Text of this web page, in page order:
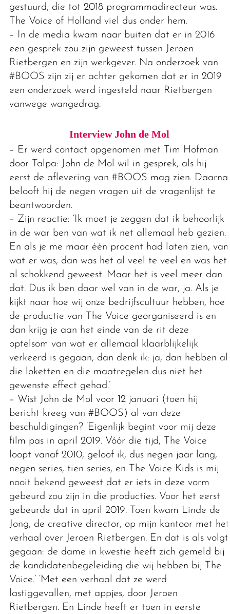
gestuurd, die tot 2018 programmadirecteur was.
The Voice of Holland viel dus onder hem.
– In de media kwam naar buiten dat er in 2016
een gesprek zou zijn geweest tussen Jeroen
Rietbergen en zijn werkgever. Na onderzoek van
#BOOS zijn zij er achter gekomen dat er in 2019
een onderzoek werd ingesteld naar Rietbergen
vanwege wangedrag.
Interview John de Mol
– Er werd contact opgenomen met Tim Hofman
door Talpa: John de Mol wil in gesprek, als hij
eerst de aflevering van #BOOS mag zien. Daarna
belooft hij de negen vragen uit de vragenlijst te
beantwoorden.
– Zijn reactie: ‘Ik moet je zeggen dat ik behoorlijk
in de war ben van wat ik net allemaal heb gezien.
En als je me maar één procent had laten zien, van
wat er was, dan was het al veel te veel en was het
al schokkend geweest. Maar het is veel meer dan
dat. Dus ik ben daar wel van in de war, ja. Als je
kijkt naar hoe wij onze bedrijfscultuur hebben, hoe
de productie van The Voice georganiseerd is en
dan krijg je aan het einde van de rit deze
optelsom van wat er allemaal klaarblijkelijk
verkeerd is gegaan, dan denk ik: ja, dan hebben al
die loketten en die maatregelen dus niet het
gewenste effect gehad.’
– Wist John de Mol voor 12 januari (toen hij
bericht kreeg van #BOOS) al van deze
beschuldigingen? ‘Eigenlijk begint voor mij deze
film pas in april 2019. Vóór die tijd, The Voice
loopt vanaf 2010, geloof ik, dus negen jaar lang,
negen series, tien series, en The Voice Kids is mij
nooit bekend geweest dat er iets in deze vorm
gebeurd zou zijn in die producties. Voor het eerst
gebeurde dat in april 2019. Toen kwam Linde de
Jong, de creative director, op mijn kantoor met het
verhaal over Jeroen Rietbergen. En dat is als volgt
gegaan: de dame in kwestie heeft zich gemeld bij
de kandidatenbegeleiding die wij hebben bij The
Voice.’ ‘Met een verhaal dat ze werd
lastiggevallen, met appjes, door Jeroen
Rietbergen. En Linde heeft er toen in eerste